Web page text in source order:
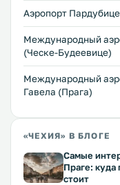
Аэропорт
Международный
(Ческе-Будеевице)
Международный
Гавела (Прага)
«ЧЕХИЯ» В БЛОГЕ
Самые
Праге: куда
стоит